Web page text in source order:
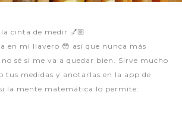
cinta de medir 💅🏼
en mi llavero 😳 así que nunca más
sé si me va a quedar bien. Sirve mucho
tus medidas y anotarlas en la app de
la mente matemática lo permite: